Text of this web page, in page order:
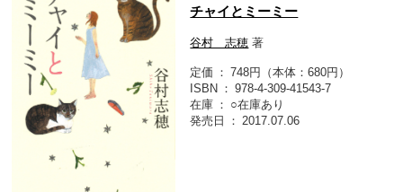
チャイとミーミー
谷村 志穂 著
定価
748円（本体：680円）
ISBN
978-4-309-41543-7
在庫
○在庫あり
発売日
2017.07.06